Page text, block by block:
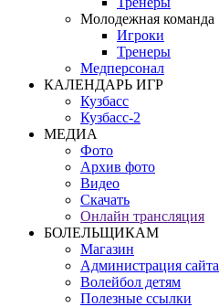
Молодежная команда
Игроки
Тренеры
Медперсонал
КАЛЕНДАРЬ ИГР
Кузбасс
Кузбасс-2
МЕДИА
Фото
Архив фото
Видео
Скачать
Онлайн трансляция
БОЛЕЛЬЩИКАМ
Магазин
Администрация сайта
Волейбол детям
Полезные ссылки